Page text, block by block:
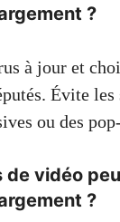
?
à jour et
Évite les
ou des
de vidéo
?